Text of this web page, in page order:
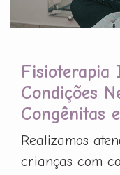
Condições
Congênitas
Realizamos
crianças com